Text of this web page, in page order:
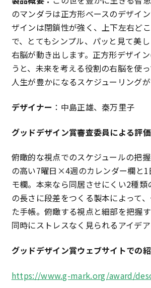
のマンダラは正方形ベースのデザイ
ザインは閉鎖性が強く、上下左右ど
で、とてもシンプル、パッと見て美
右脳が動き出します。正方形デザイ
うと、未来を考える役割の右脳を使
人生が豊かになるスケジューリング
デザイナー ：中島正雄、秦万里子
グッドデザイン賞審査委員による評
俯瞰的な視点でのスケジュールの把
の高い7曜日×4週のカレンダー欄と1
モ欄。本来なら同居させにくい2種類
の長さに段差をつくる製本によって
た手帳。俯瞰する視点と細部を把握
同時にストレスなく見られるアイデア
グッドデザイン賞ウェブサイトでの
https://www.g-mark.org/award/